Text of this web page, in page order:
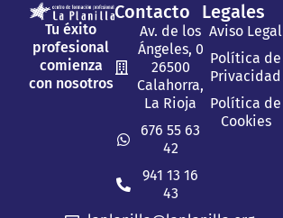
Tu éxito
profesional
comienza
con nosotros
Contacto
Av. de los
Ángeles, 0
26500
Calahorra,
La Rioja
676 55 63
42
941 13 16
43
Legales
Aviso Legal
Política de
Privacidad
Política de
Cookies